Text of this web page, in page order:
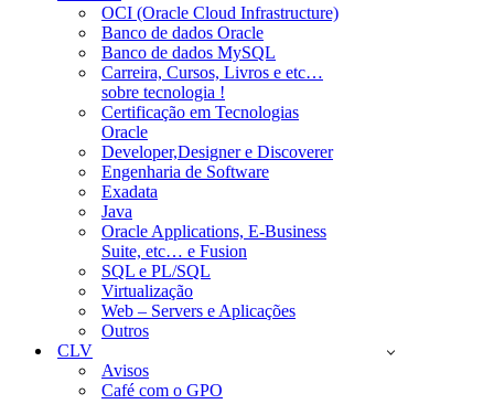
OCI (Oracle Cloud Infrastructure)
Banco de dados Oracle
Banco de dados MySQL
Carreira, Cursos, Livros e etc…
sobre tecnologia !
Certificação em Tecnologias
Oracle
Developer,Designer e Discoverer
Engenharia de Software
Exadata
Java
Oracle Applications, E-Business
Suite, etc… e Fusion
SQL e PL/SQL
Virtualização
Web – Servers e Aplicações
Outros
CLV
Avisos
Café com o GPO